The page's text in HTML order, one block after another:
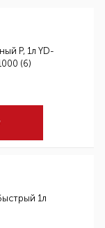
P, 1л YD-
(6)
1л